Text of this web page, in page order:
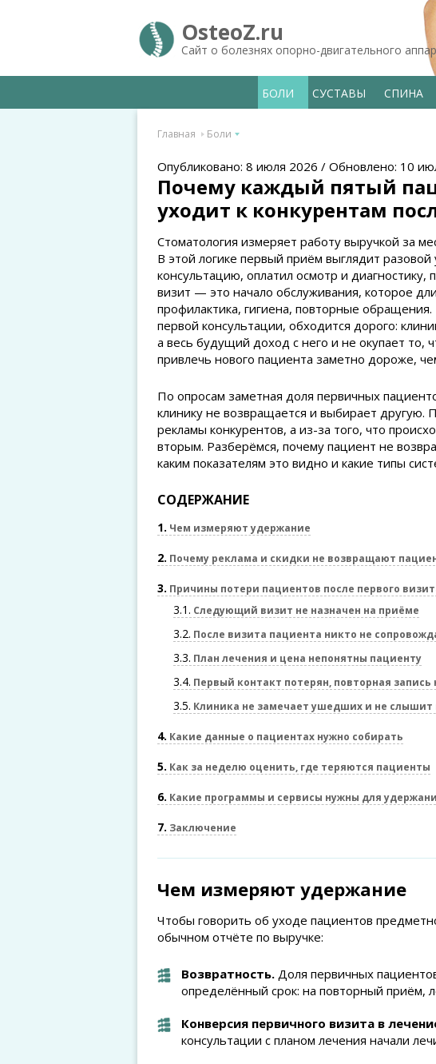
OsteoZ.ru
Сайт о болезнях опорно-двигательного
БОЛИ СУСТАВЫ СПИНА
Главная Боли
Опубликовано: 8 июля 2026 / Обновлено: 10
Почему каждый пятый
уходит к конкурентам
Стоматология измеряет работу выручкой за
В этой логике первый приём выглядит
консультацию, оплатил осмотр и
визит — это начало обслуживания, которое
профилактика, гигиена, повторные
первой консультации, обходится дорого:
а весь будущий доход с него и не окупает то,
привлечь нового пациента заметно дороже,
По опросам заметная доля первичных
клинику не возвращается и выбирает
рекламы конкурентов, а из-за того, что
вторым. Разберёмся, почему пациент не
каким показателям это видно и какие типы
СОДЕРЖАНИЕ
1 Чем измеряют удержание
2 Почему реклама и скидки не возвращают
3 Причины потери пациентов после первого
3.1 Следующий визит не назначен на приёме
3.2 После визита пациента никто не
3.3 План лечения и цена непонятны пациенту
3.4 Первый контакт потерян, повторная запись
3.5 Клиника не замечает ушедших и не слышит
4 Какие данные о пациентах нужно собирать
5 Как за неделю оценить, где теряются пациенты
6 Какие программы и сервисы нужны для
7 Заключение
Чем измеряют удержание
Чтобы говорить об уходе пациентов
обычном отчёте по выручке:
Возвратность. Доля первичных
определённый срок: на повторный приём,
Конверсия первичного визита в
консультации с планом лечения начали